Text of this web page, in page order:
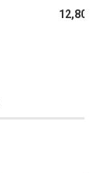
12,80